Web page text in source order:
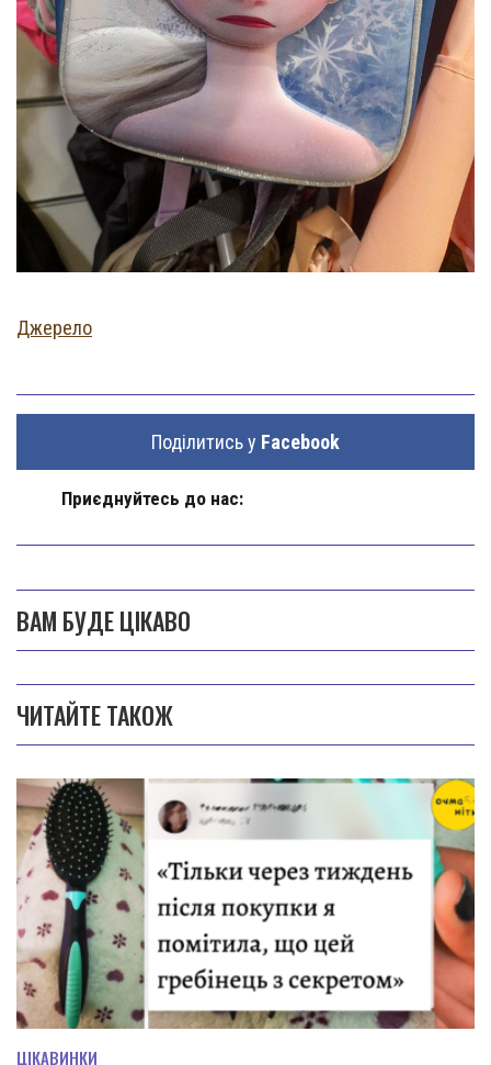
Джерело
Поділитись у Facebook
Приєднуйтесь до нас:
ВАМ БУДЕ ЦІКАВО
ЧИТАЙТЕ ТАКОЖ
ЦІКАВИНКИ